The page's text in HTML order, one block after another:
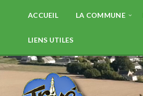
ACCUEIL LA COMMUNE
LIENS UTILES